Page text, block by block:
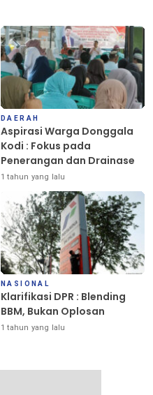
DAERAH
Aspirasi Warga Donggala
Kodi : Fokus pada
Penerangan dan Drainase
1 tahun yang lalu
NASIONAL
Klarifikasi DPR : Blending
BBM, Bukan Oplosan
1 tahun yang lalu